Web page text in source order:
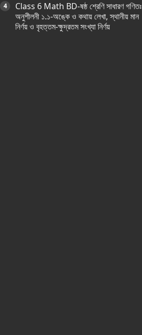
Class 6 Math BD-ষষ্ঠ শ্রেণি সাধারণ গণিতঃ
অনুশীলনী ১.১-অঙ্কে ও কথায় লেখা, স্থানীয় মান
নির্ণয় ও বৃহত্তম-ক্ষুদ্রতম সংখ্যা নির্ণয়